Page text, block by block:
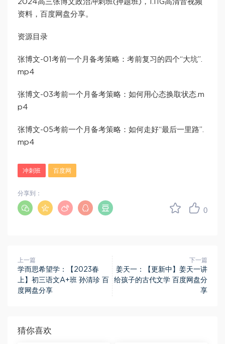
2024高三张博文政治冲刺班(押题班)，1.11G高清音视频
资料，百度网盘分享。
资源目录
张博文-01考前一个月备考策略：考前复习的四个“大坑”.
mp4
张博文-03考前一个月备考策略：如何用心态换取状态.m
p4
张博文-05考前一个月备考策略：如何走好“最后一里路”.
mp4
冲刺班 百度网
0
分享到：
上一篇
学而思希望学：【2023春
上】初三语文A+班 孙清珍 百
度网盘分享
下一篇
姜天一：【更新中】姜天一讲
给孩子的古代文学 百度网盘分
享
猜你喜欢